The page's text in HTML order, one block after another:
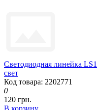
Светодиодная линейка
свет
Код товара: 2202771
0
120 грн.
В корзину